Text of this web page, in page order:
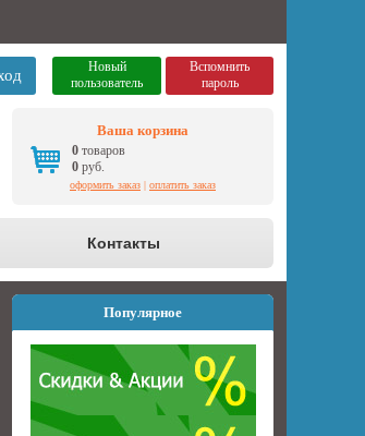
Новый
пользователь
Вспомнить
пароль
Ваша корзина
0 товаров
0 руб.
оформить заказ | оплатить заказ
Контакты
Популярное